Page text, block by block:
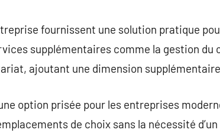
fournissent une solution pratique
supplémentaires comme la gestion du
ajoutant une dimension
option prisée pour les entreprises
de choix sans la nécessité d’un